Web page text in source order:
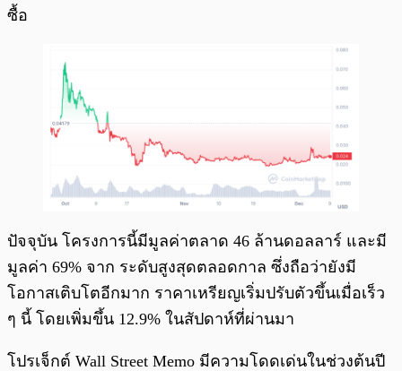
ซื้อ
ปัจจุบัน โครงการนี้มีมูลค่าตลาด 46 ล้านดอลลาร์ และมี
มูลค่า 69% จาก ระดับสูงสุดตลอดกาล ซึ่งถือว่ายังมี
โอกาสเติบโตอีกมาก ราคาเหรียญเริ่มปรับตัวขึ้นเมื่อเร็ว
ๆ นี้ โดยเพิ่มขึ้น 12.9% ในสัปดาห์ที่ผ่านมา
โปรเจ็กต์ Wall Street Memo มีความโดดเด่นในช่วงต้นปี